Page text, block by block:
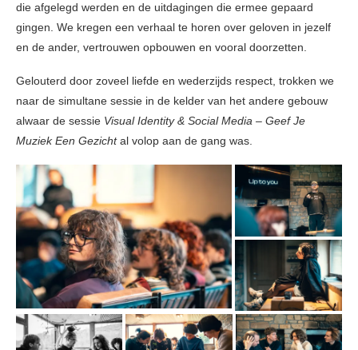
die afgelegd werden en de uitdagingen die ermee gepaard
gingen. We kregen een verhaal te horen over geloven in jezelf
en de ander, vertrouwen opbouwen en vooral doorzetten.
Gelouterd door zoveel liefde en wederzijds respect, trokken we
naar de simultane sessie in de kelder van het andere gebouw
alwaar de sessie Visual Identity & Social Media – Geef Je
Muziek Een Gezichtal volop aan de gang was.